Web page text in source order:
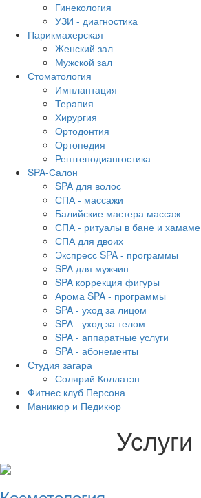
Гинекология
УЗИ - диагностика
Парикмахерская
Женский зал
Мужской зал
Стоматология
Имплантация
Терапия
Хирургия
Ортодонтия
Ортопедия
Рентгенодиангостика
SPA-Салон
SPA для волос
СПА - массажи
Балийские мастера массаж
СПА - ритуалы в бане и хамаме
СПА для двоих
Экспресс SPA - программы
SPA для мужчин
SPA коррекция фигуры
Арома SPA - программы
SPA - уход за лицом
SPA - уход за телом
SPA - аппаратные услуги
SPA - абонементы
Студия загара
Солярий Коллатэн
Фитнес клуб Персона
Маникюр и Педикюр
Услуги